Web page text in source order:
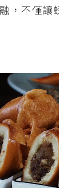
，不僅讓